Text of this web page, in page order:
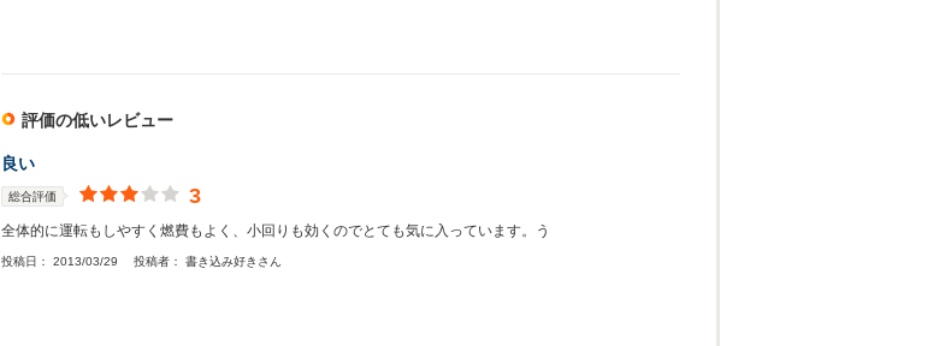
評価の低いレビュー
良い
総合評価 3
全体的に運転もしやすく燃費もよく、小回りも効くのでとても気に入っています。う
投稿日： 2013/03/29 投稿者： 書き込み好きさん